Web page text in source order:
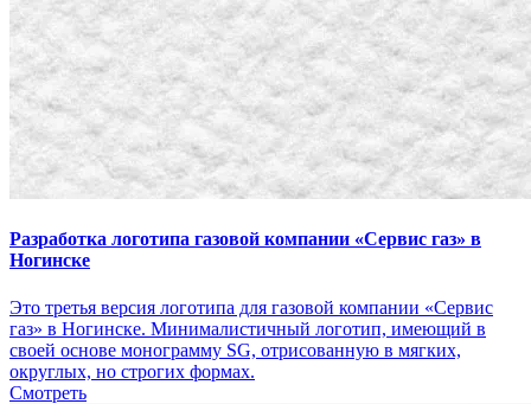
Разработка логотипа газовой компании «Сервис газ» в
Ногинске
Это третья версия логотипа для газовой компании «Сервис
газ» в Ногинске. Минималистичный логотип, имеющий в
своей основе монограмму SG, отрисованную в мягких,
округлых, но строгих формах.
Смотреть